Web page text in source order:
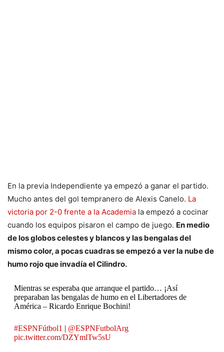
En la previa Independiente ya empezó a ganar el partido.
Mucho antes del gol tempranero de Alexis Canelo. La
victoria por 2-0 frente a la Academia la empezó a cocinar
cuando los equipos pisaron el campo de juego. En medio
de los globos celestes y blancos y las bengalas del
mismo color, a pocas cuadras se empezó a ver la nube de
humo rojo que invadía el Cilindro.
Mientras se esperaba que arranque el partido… ¡Así
preparaban las bengalas de humo en el Libertadores de
América – Ricardo Enrique Bochini!
#ESPNFútbol1 | @ESPNFutbolArg
pic.twitter.com/DZYmlTw5sU